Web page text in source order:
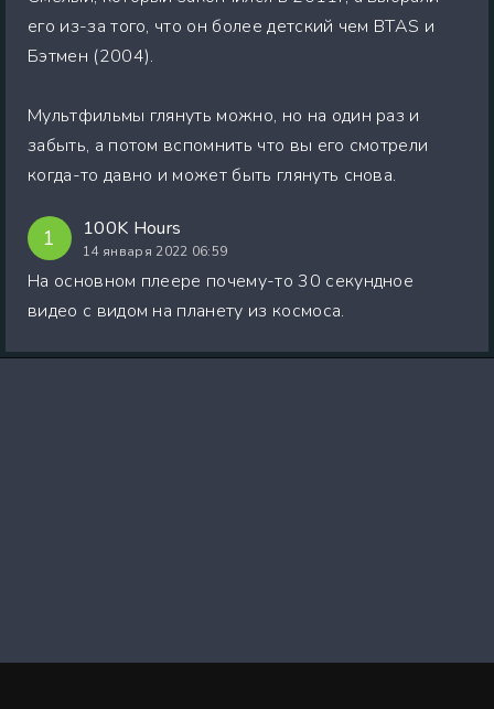
его из-за того, что он более детский чем BTAS и
Бэтмен (2004).
Мультфильмы глянуть можно, но на один раз и
забыть, а потом вспомнить что вы его смотрели
когда-то давно и может быть глянуть снова.
1 100K Hours
14 января 2022 06:59
На основном плеере почему-то 30 секундное
видео с видом на планету из космоса.